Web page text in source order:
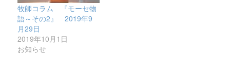
牧師コラム 『モーセ物
語～その2』 2019年9
月29日
2019年10月1日
お知らせ